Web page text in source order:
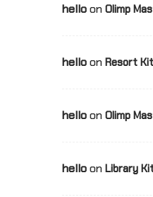
helloon Olimp
helloon Resort
helloon Olimp
helloon Library